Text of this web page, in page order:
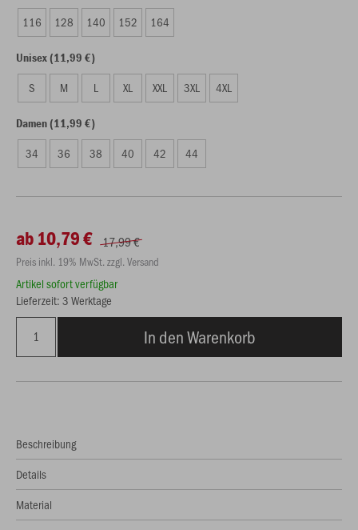
116 128 140 152 164
Unisex (11,99 €)
S M L XL XXL 3XL 4XL
Damen (11,99 €)
34 36 38 40 42 44
ab 10,79 € 17,99 €
Preis inkl. 19% MwSt. zzgl. Versand
Artikel sofort verfügbar
Lieferzeit: 3 Werktage
In den Warenkorb
Beschreibung
Details
Material